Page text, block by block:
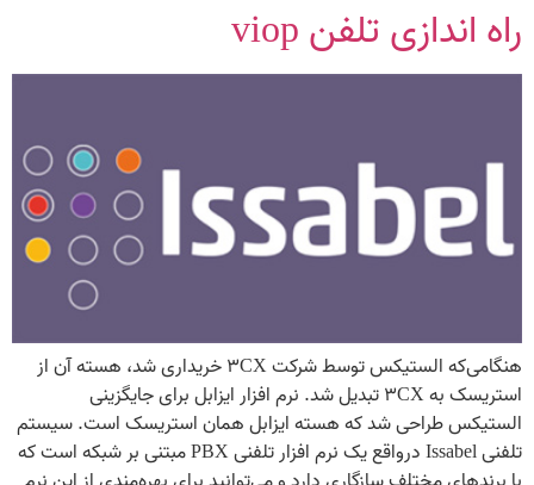
راه اندازی تلفن viop
هنگامی‌که الستیکس توسط شرکت ۳CX خریداری شد، هسته آن از
استریسک به ۳CX تبدیل شد. نرم افزار ایزابل برای جایگزینی
الستیکس طراحی شد که هسته ایزابل همان استریسک است. سیستم
تلفنی Issabel درواقع یک نرم افزار تلفنی PBX مبتنی بر شبکه است که